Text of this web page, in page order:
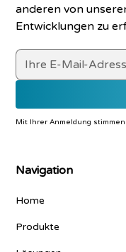
anderen von
Entwicklungen zu
Mit Ihrer Anmeldung
Navigation
Home
Produkte